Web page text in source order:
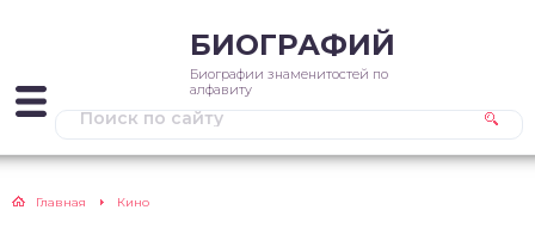
БИОГРАФИЙ
Биографии знаменитостей по
алфавиту
Главная Кино